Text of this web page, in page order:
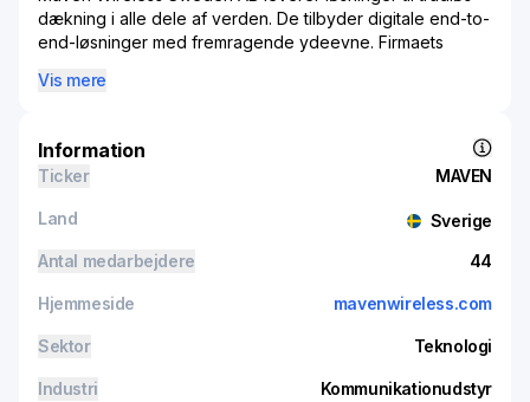
dækning i alle dele af verden. De tilbyder digitale end-to-
end-løsninger med fremragende ydeevne. Firmaets
trådløs dækning for kritiske tjenester og bliver brugt i
Vis mere
Information
Ticker MAVEN
Land
Sverige
Antal medarbejdere
44
Hjemmeside mavenwireless.com
Sektor Teknologi
Industri Kommunikationudstyr